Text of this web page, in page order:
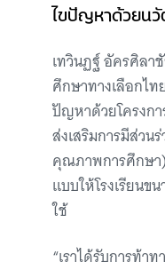
ไขปัญหาด้วยนวั
เทวินฏฐ์ อัครศิลา
ศึกษาทางเลือกไท
ปัญหาด้วยโครงกา
ส่งเสริมการมีส่ว
คุณภาพการศึกษา)
แบบให้โรงเรียนข
ใช้
“เราได้รับการท้า